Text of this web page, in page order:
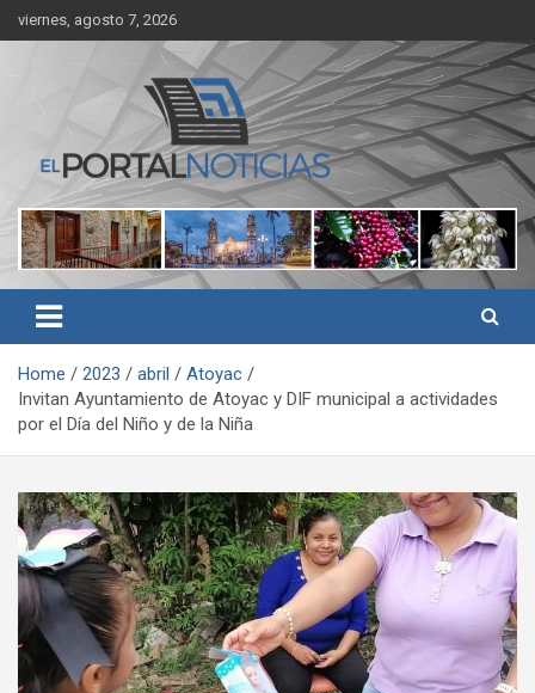
Skip
to
viernes, agosto 7, 2026
El Portal Noticias
Noticias de Córdoba, Veracruz y al región
Home 2023 abril
Atoyac
Invitan Ayuntamiento de Atoyac y DIF municipal a actividades
por el Día del Niño y de la Niña